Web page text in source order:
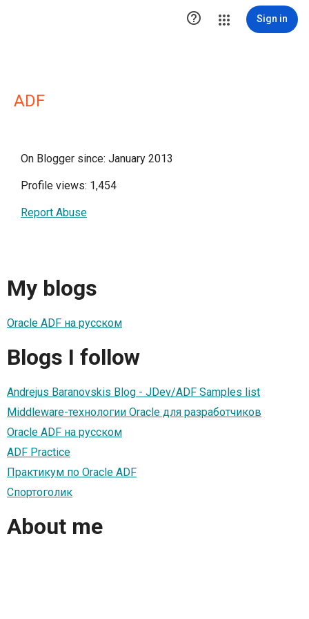
 Sign in
ADF
On Blogger since: January 2013
Profile views: 1,454
Report Abuse
My blogs
Oracle ADF на русском
Blogs I follow
Andrejus Baranovskis Blog - JDev/ADF Samples list
Middleware-технологии Oracle для разработчиков
Oracle ADF на русском
ADF Practice
Практикум по Oracle ADF
Спортоголик
About me